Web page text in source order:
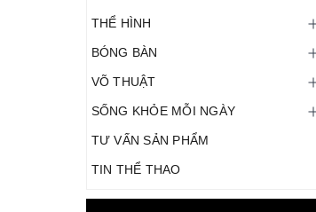
THỂ HÌNH
BÓNG BÀN
VÕ THUẬT
SỐNG KHỎE MỖI NGÀY
TƯ VẤN SẢN PHẨM
TIN THỂ THAO